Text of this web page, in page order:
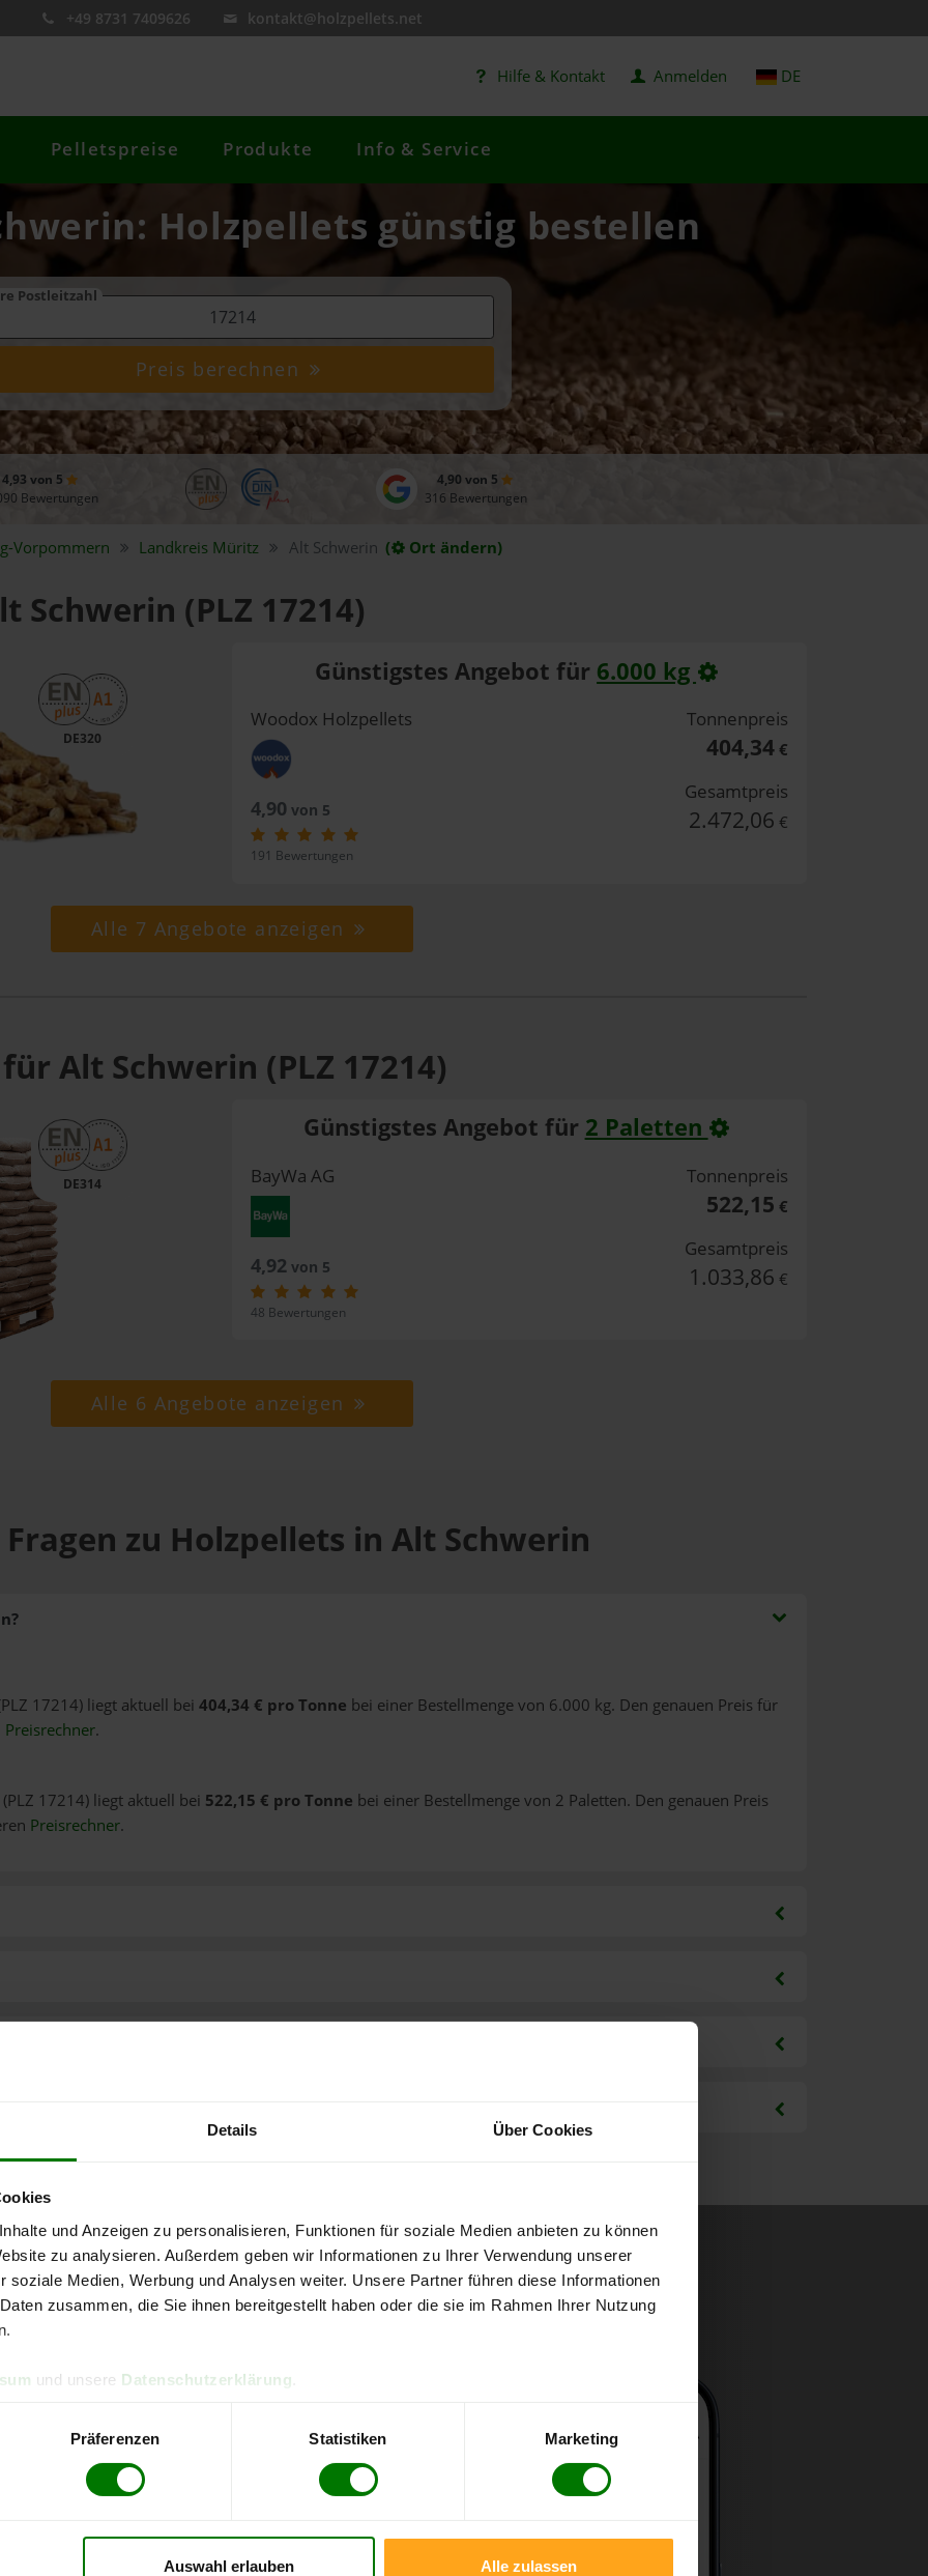
Details Über Cookies
und Anzeigen zu personalisieren, Funktionen für soziale Medien anbieten zu können
zu analysieren. Außerdem geben wir Informationen zu Ihrer Verwendung unserer
soziale Medien, Werbung und Analysen weiter. Unsere Partner führen diese Informationen
zusammen, die Sie ihnen bereitgestellt haben oder die sie im Rahmen Ihrer Nutzung
und unsere Datenschutzerklärung
Präferenzen Statistiken Marketing
Auswahl erlauben Alle zulassen
+49 8731 7409626 kontakt@holzpellets.net
Hilfe & Kontakt Anmelden DE
Pelletspreise Produkte Info & Service
Holzpellets günstig bestellen
Postleitzahl
Preis berechnen
4,93 von 5
Bewertungen
4,90 von 5
316 Bewertungen
Vorpommern Landkreis Müritz Alt Schwerin ( Ort ändern)
Schwerin (PLZ 17214)
DE320
Günstigstes Angebot für 6.000 kg
Woodox Holzpellets
4,90 von 5
191 Bewertungen
Tonnenpreis
404,34€
Gesamtpreis
2.472,06 €
Alle 7 Angebote anzeigen
Alt Schwerin (PLZ 17214)
DE314
Günstigstes Angebot für 2 Paletten
BayWa AG
4,92von 5
48 Bewertungen
Tonnenpreis
522,15 €
Gesamtpreis
1.033,86 €
Alle 6 Angebote anzeigen
zu Holzpellets in Alt Schwerin
17214) liegt aktuell bei 404,34 € pro Tonne bei einer Bestellmenge von 6.000 kg. Den genauen Preis für
Preisrechner.
17214) liegt aktuell bei 522,15 € pro Tonne bei einer Bestellmenge von 2 Paletten. Den genauen Preis
Preisrechner.
kostenlose
direkt online bestellen
aktuellen Stand